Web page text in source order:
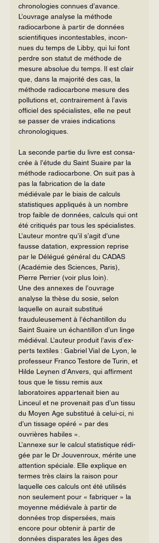
chronolo­gies connues d’avance.
L’ouvrage analyse la méthode
radiocarbone à partir de don­nées
scientifiques incontestables, incon­
nues du temps de Libby, qui lui font
perdre son statut de méthode de
mesure absolue du temps. Il est clair
que, dans la majorité des cas, la
méthode radiocarbone mesure des
pollutions et, contrairement à l’avis
officiel des spécialistes, elle ne peut
se passer de vraies indications
chronolo­giques.
La seconde partie du livre est consa­
crée à l’étude du Saint Suaire par la
mé­thode radiocarbone. On suit pas à
pas la fabrication de la date
médiévale par le biais de calculs
statistiques appliqués à un nombre
trop faible de données, calculs qui ont
été critiqués par tous les spécia­listes.
L’auteur montre qu’il s’agit d’une
fausse datation, expression reprise
par le Délégué général du CADAS
(Académie des Sciences, Paris),
Pierre Perrier (voir plus loin).
Une des annexes de l’ouvrage
analyse la thèse du sosie, selon
laquelle on aurait substitué
frauduleusement à l’échantillon du
Saint Suaire un échantillon d’un linge
médiéval. L’auteur produit l’avis d’ex­
perts textiles : Gabriel Vial de Lyon, le
professeur Franco Testore de Turin, et
Hilde Leynen d’Anvers, qui affirment
tous que le tissu remis aux
laboratoires appartenait bien au
Linceul et ne prove­nait pas d’un tissu
du Moyen Age substi­tué à celui-ci, ni
d’un tissage opéré « par des
ouvrières habiles ».
L’annexe sur le calcul statistique rédi­
gée par le Dr Jouvenroux, mérite une
at­tention spéciale. Elle explique en
termes très clairs la raison pour
laquelle ces cal­culs ont été utilisés
non seulement pour « fabriquer » la
moyenne médiévale à partir de
données trop dispersées, mais
encore pour obtenir à partir de
données disparates les âges des